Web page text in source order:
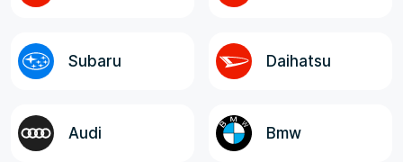
Subaru Daihatsu
Audi Bmw